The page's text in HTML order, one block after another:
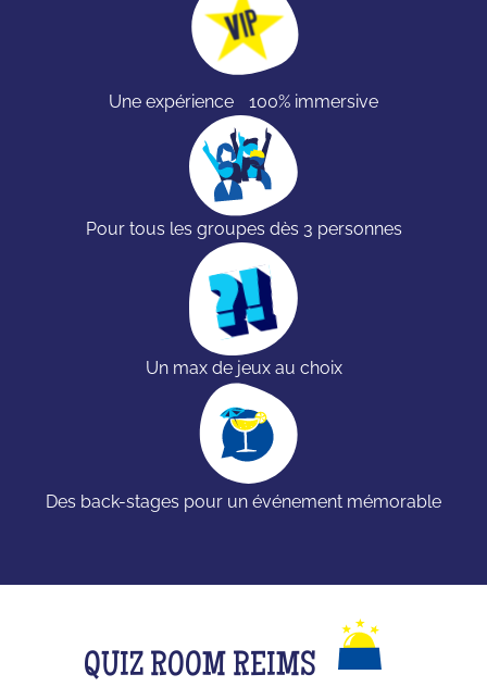
Une expérience 100% immersive
Pour tous les groupes dès 3 personnes
Un max de jeux au choix
Des back-stages pour un événement mémorable
QUIZ ROOM REIMS